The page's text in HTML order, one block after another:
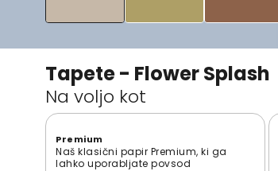
Tapete - Flower Splash
Na voljo kot
Premium
Naš klasični papir Premium, ki ga
lahko uporabljate povsod